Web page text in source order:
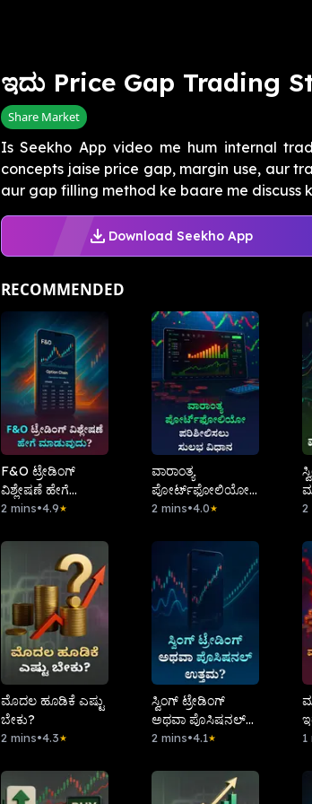
ಇದು Price Gap Trading
Share Market
Is Seekho App video me hum internal
concepts jaise price gap, margin use, aur
aur gap filling method ke baare me discuss
Download Seekho App
RECOMMENDED
F&O ಟ್ರೇಡಿಂಗ್
ವಿಶ್ಲೇಷಣೆ ಹೇಗೆ
ಮಾಡುವುದು?
2 mins•4.9★
ವಾರಾಂತ್ಯ
ಪೋರ್ಟ್‌ಫೋಲಿಯೋ
ಪರಿಶೀಲಿಸಲು ಸುಲಭ
2 mins•4.0★ 2
ಮೊದಲ ಹೂಡಿಕೆ ಎಷ್ಟು
ಬೇಕು?
2 mins•4.3★
ಸ್ವಿಂಗ್ ಟ್ರೇಡಿಂಗ್
ಅಥವಾ ಪೊಸಿಷನಲ್
ಉತ್ತಮ?
2 mins•4.1★ 1